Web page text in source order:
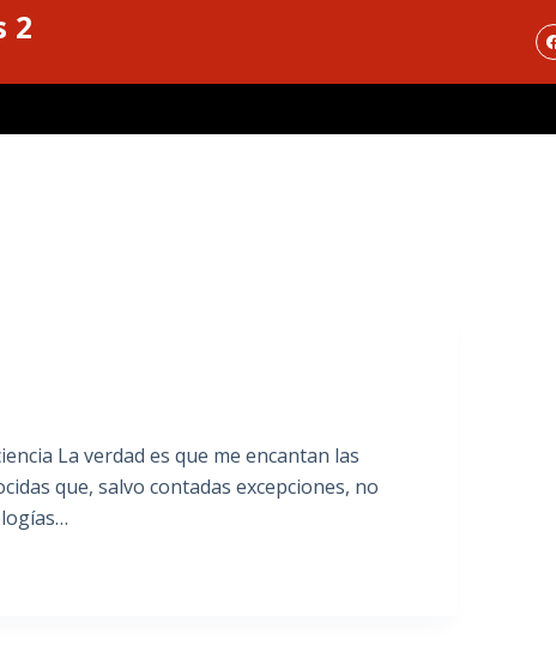
2
La verdad es que me encantan las
que, salvo contadas excepciones, no